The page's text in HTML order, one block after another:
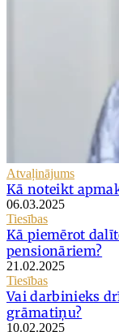
Atvaļinājums
Kā noteikt
06.03.2025
Tiesības
Kā piemērot
pensionāriem?
21.02.2025
Tiesības
Vai darbinieks
grāmatiņu?
10.02.2025